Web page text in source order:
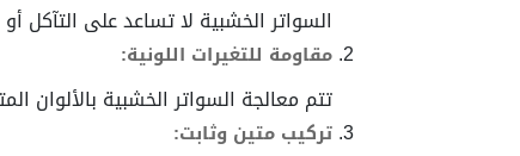
السواتر الخشبية لا تساعد على التآكل
مقاومة للتغيرات اللونية:
تتم معالجة السواتر الخشبية بالألوان
تركيب متين وثابت: